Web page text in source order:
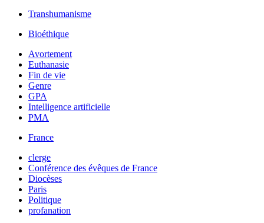
Transhumanisme
Bioéthique
Avortement
Euthanasie
Fin de vie
Genre
GPA
Intelligence artificielle
PMA
France
clerge
Conférence des évêques de France
Diocèses
Paris
Politique
profanation